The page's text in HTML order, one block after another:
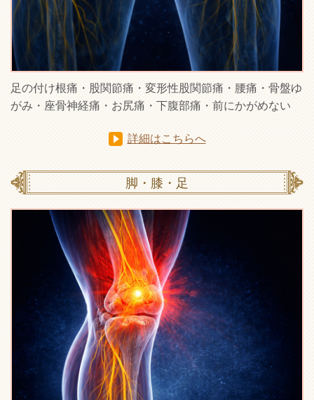
足の付け根痛・股関節痛・変形性股関節痛・腰痛・骨盤ゆ
がみ・座骨神経痛・お尻痛・下腹部痛・前にかがめない
詳細はこちらへ
脚・膝・足